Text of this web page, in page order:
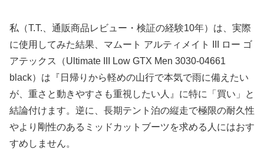
私（T.T.、通販商品レビュー・検証の経験10年）は、実際
に使用してみた結果、マムート アルティメイト III ロー ゴ
アテックス（Ultimate III Low GTX Men 3030-04661
black）は『日帰りから軽めの山行で本気で雨に備えたい
が、重さと動きやすさも重視したい人』に特に「買い」と
結論付けます。逆に、長期テント泊の縦走で極限の耐久性
やより剛性のあるミッドカットブーツを求める人にはおす
すめしません。